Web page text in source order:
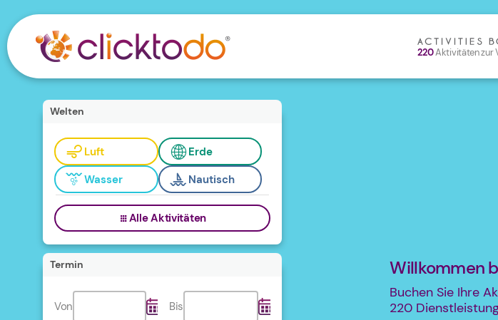
Willkommen
Buchen Sie Ihre
220
Welten
Luft
Erde
Wasser
Nautisch
Alle Aktivitäten
Termin
Von Bis
220Aktivitäten zur